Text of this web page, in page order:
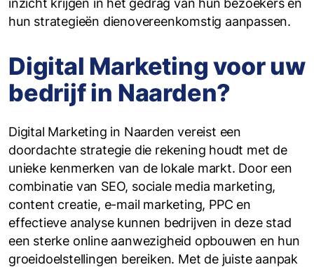
inzicht krijgen in het gedrag van hun bezoekers en
hun strategieën dienovereenkomstig aanpassen.
Digital Marketing voor uw
bedrijf in Naarden?
Digital Marketing in Naarden vereist een
doordachte strategie die rekening houdt met de
unieke kenmerken van de lokale markt. Door een
combinatie van SEO, sociale media marketing,
content creatie, e-mail marketing, PPC en
effectieve analyse kunnen bedrijven in deze stad
een sterke online aanwezigheid opbouwen en hun
groeidoelstellingen bereiken. Met de juiste aanpak